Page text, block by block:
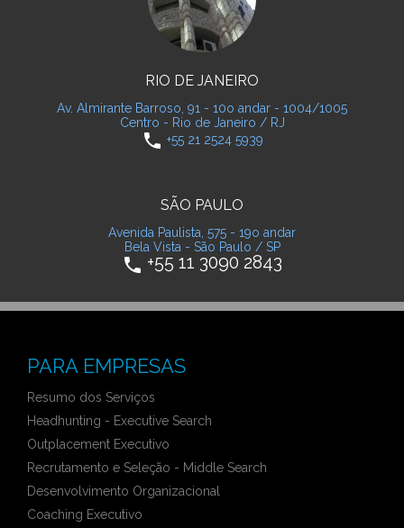
RIO DE JANEIRO
Av. Almirante Barroso, 91 - 10o andar - 1004/1005
Centro - Rio de Janeiro / RJ
phone +55 21 2524 5939
SÃO PAULO
Avenida Paulista, 575 - 19o andar
Bela Vista - São Paulo / SP
phone +55 11 3090 2843
PARA EMPRESAS
Resumo dos Serviços
Headhunting - Executive Search
Outplacement Executivo
Recrutamento e Seleção - Middle Search
Desenvolvimento Organizacional
Coaching Executivo